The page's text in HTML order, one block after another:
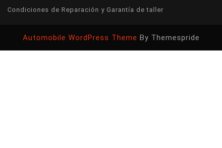
Condiciones de Reparación y Garantía de taller
Automobile WordPress Theme By Themespride